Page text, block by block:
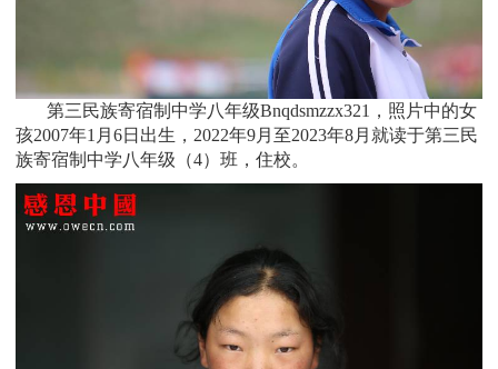
第三民族寄宿制中学八年级Bnqdsmzzx321，照片中的女
孩2007年1月6日 出生， 2022年9月至2023年8月就读于第三民
族寄宿制中学八年级 （4）班 ，住校。